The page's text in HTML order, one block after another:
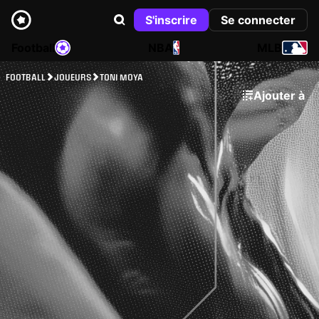
S'inscrire
Se connecter
NBA
FOOTBALL JOUEURS TONI MOYA
Ajouter à